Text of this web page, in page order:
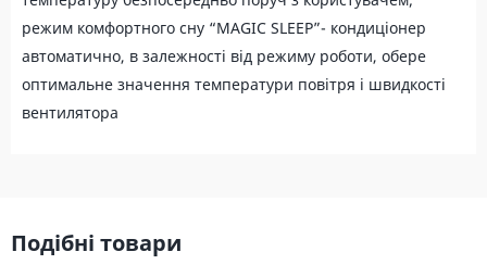
режим комфортного сну “MAGIC SLEEP”- кондиціонер
автоматично, в залежності від режиму роботи, обере
оптимальне значення температури повітря і швидкості
вентилятора
Подібні товари